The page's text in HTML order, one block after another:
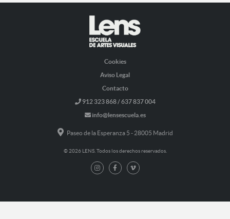
Cookies
Aviso Legal
Contacto
912 323 868 / 637 837 004
info@lensescuela.es
Paseo de la Esperanza 5 - 28005 Madrid
© 2026 LENS. Todos los derechos reservados.